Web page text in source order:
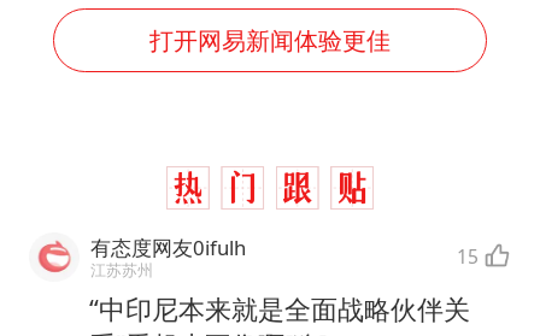
打开网易新闻体验更佳
有态度网友0ifulh
江苏苏州 15
“中印尼本来就是全面战略伙伴关